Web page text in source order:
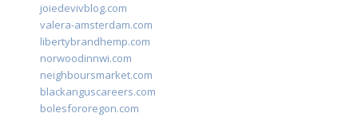
joiedevivblog.com
valera-amsterdam.com
libertybrandhemp.com
norwoodinnwi.com
neighboursmarket.com
blackanguscareers.com
bolesfororegon.com